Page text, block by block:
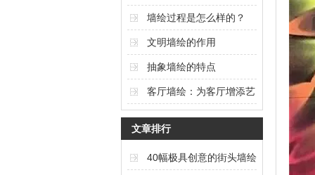
墙绘过程是怎么样的？
文明墙绘的作用
抽象墙绘的特点
客厅墙绘：为客厅增添艺
术氛围的独特选择
文章排行
40幅极具创意的街头墙绘